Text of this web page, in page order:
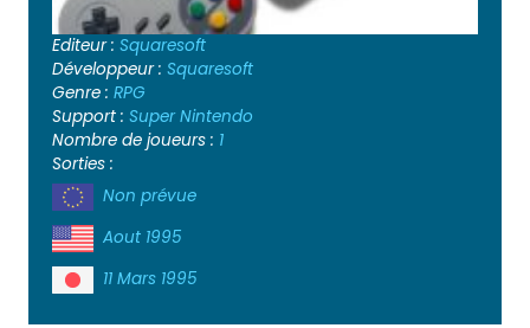
Editeur : Squaresoft
Développeur : Squaresoft
Genre : RPG
Support : Super Nintendo
Nombre de joueurs : 1
Sorties :
Non prévue
Aout 1995
11 Mars 1995